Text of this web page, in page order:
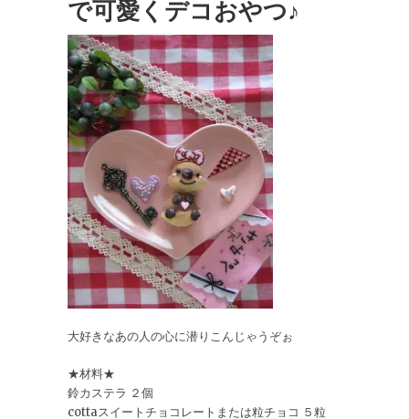
で可愛くデコおやつ♪
大好きなあの人の心に潜りこんじゃうぞぉ
★材料★
鈴カステラ ２個
cottaスイートチョコレートまたは粒チョコ ５粒